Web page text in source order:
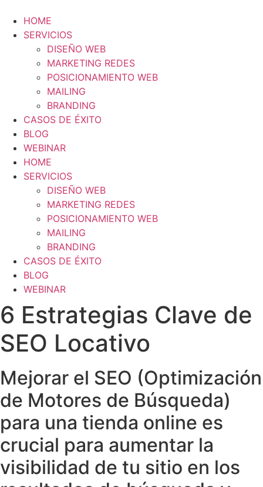
HOME
SERVICIOS
DISEÑO WEB
MARKETING REDES
POSICIONAMIENTO WEB
MAILING
BRANDING
CASOS DE ÉXITO
BLOG
WEBINAR
HOME
SERVICIOS
DISEÑO WEB
MARKETING REDES
POSICIONAMIENTO WEB
MAILING
BRANDING
CASOS DE ÉXITO
BLOG
WEBINAR
6 Estrategias Clave de
SEO Locativo
Mejorar el SEO (Optimización
de Motores de Búsqueda)
para una tienda online es
crucial para aumentar la
visibilidad de tu sitio en los